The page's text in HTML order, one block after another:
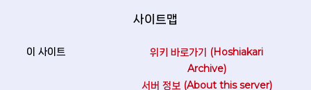
사이트맵
위키 바로가기 (Hoshiakari
Archive)
서버 정보 (About this server)